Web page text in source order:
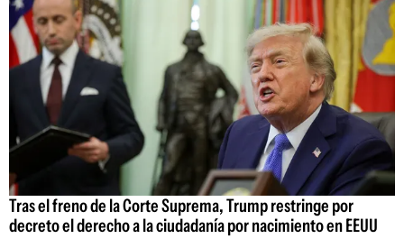
Tras el freno de la Corte Suprema, Trump restringe por
decreto el derecho a la ciudadanía por nacimiento en EEUU